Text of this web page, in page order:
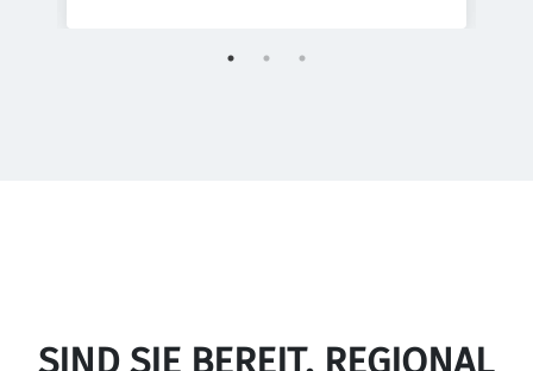
SIND SIE BEREIT, REGIONAL